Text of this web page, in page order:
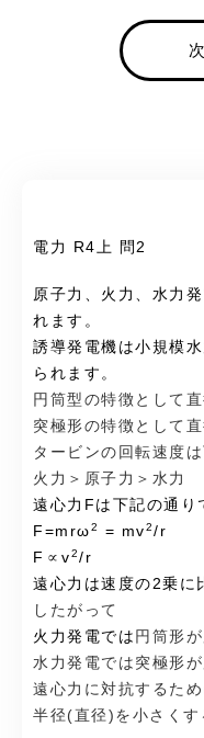
電力 R4上 問2
原子力、火力、水力
れます。
誘導発電機は小規模
られます。
円筒型の特徴として
突極形の特徴として
タービンの回転速度
火力＞原子力＞水力
遠心力Fは下記の通り
F=mrω2 = mv2/r
F∝v2/r
遠心力は速度の2乗に
したがって
火力発電では 円筒形
水力発電では突極形が
遠心力に対抗するた
半径(直径)を小さくす